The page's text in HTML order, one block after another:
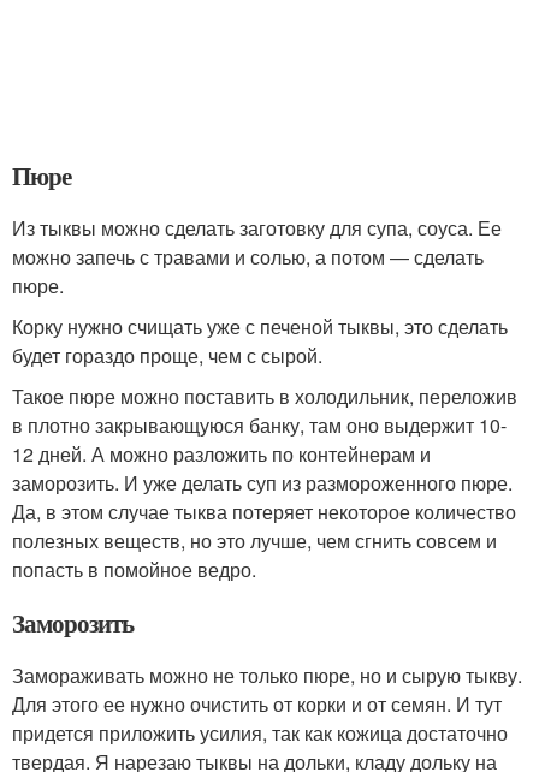
Пюре
Из тыквы можно сделать заготовку для супа, соуса. Ее
можно запечь с травами и солью, а потом — сделать
пюре.
Корку нужно счищать уже с печеной тыквы, это сделать
будет гораздо проще, чем с сырой.
Такое пюре можно поставить в холодильник, переложив
в плотно закрывающуюся банку, там оно выдержит 10-
12 дней. А можно разложить по контейнерам и
заморозить. И уже делать суп из размороженного пюре.
Да, в этом случае тыква потеряет некоторое количество
полезных веществ, но это лучше, чем сгнить совсем и
попасть в помойное ведро.
Заморозить
Замораживать можно не только пюре, но и сырую тыкву.
Для этого ее нужно очистить от корки и от семян. И тут
придется приложить усилия, так как кожица достаточно
твердая. Я нарезаю тыквы на дольки, кладу дольку на